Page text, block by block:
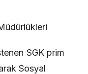
SGK prim
Sosyal